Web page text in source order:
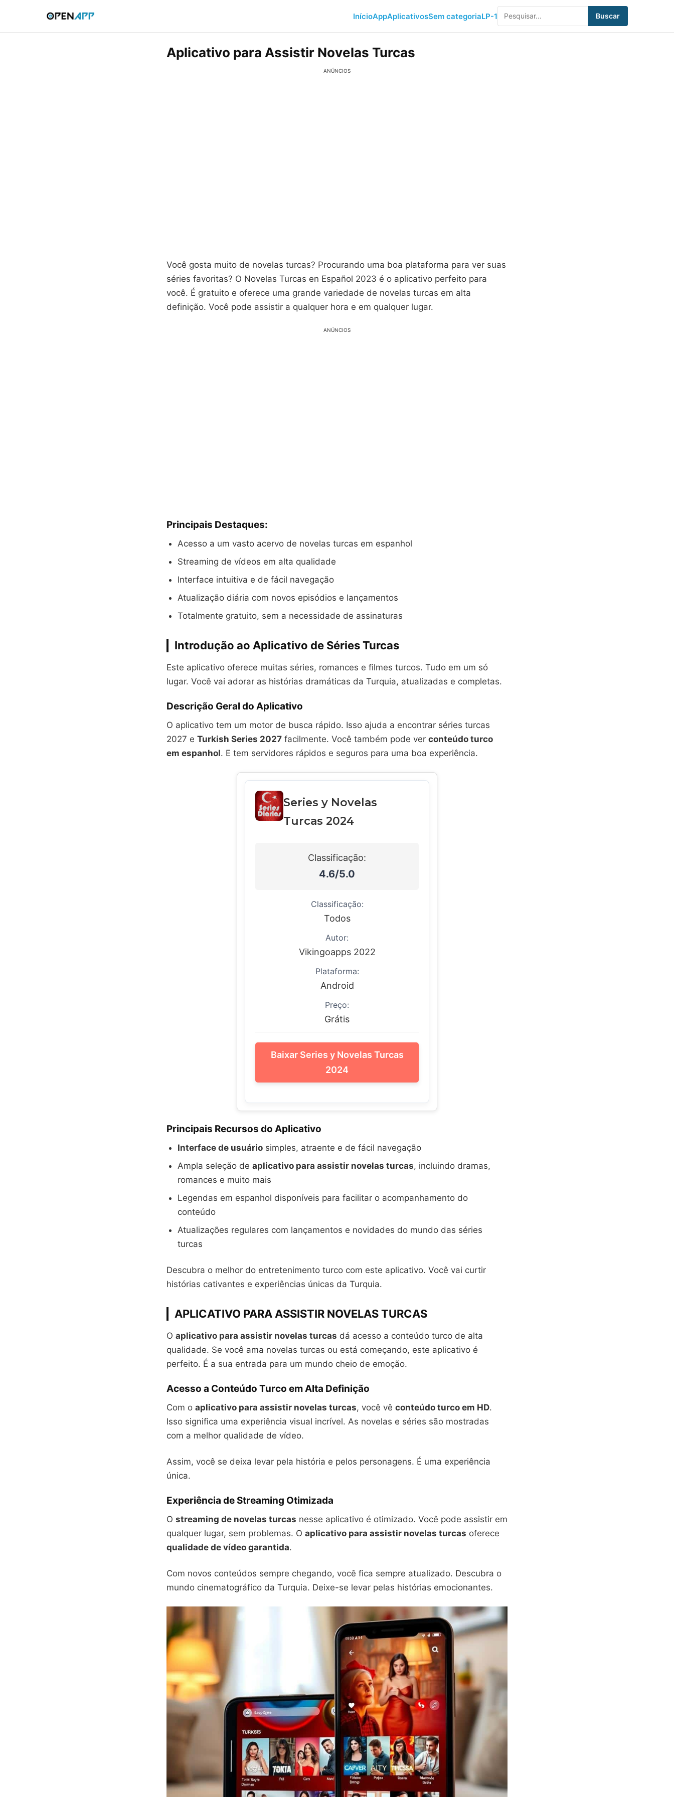
InícioAppAplicativosSem categoriaLP-1 Buscar
Aplicativo para Assistir Novelas Turcas
ANÚNCIOS
Você gosta muito de novelas turcas? Procurando uma boa plataforma para ver suas
séries favoritas? O Novelas Turcas en Español 2023 é o aplicativo perfeito para
você. É gratuito e oferece uma grande variedade de novelas turcas em alta
definição. Você pode assistir a qualquer hora e em qualquer lugar.
ANÚNCIOS
Principais Destaques:
Acesso a um vasto acervo de novelas turcas em espanhol
Streaming de vídeos em alta qualidade
Interface intuitiva e de fácil navegação
Atualização diária com novos episódios e lançamentos
Totalmente gratuito, sem a necessidade de assinaturas
Introdução ao Aplicativo de Séries Turcas
Este aplicativo oferece muitas séries, romances e filmes turcos. Tudo em um só
lugar. Você vai adorar as histórias dramáticas da Turquia, atualizadas e completas.
Descrição Geral do Aplicativo
O aplicativo tem um motor de busca rápido. Isso ajuda a encontrar séries turcas
2027 e Turkish Series 2027 facilmente. Você também pode ver conteúdo turco
em espanhol. E tem servidores rápidos e seguros para uma boa experiência.
Series y Novelas
Turcas 2024
Classificação:
4.6/5.0
Classificação:
Todos
Autor:
Vikingoapps 2022
Plataforma:
Android
Preço:
Grátis
Baixar Series y Novelas Turcas
2024
Principais Recursos do Aplicativo
Interface de usuário simples, atraente e de fácil navegação
Ampla seleção de aplicativo para assistir novelas turcas, incluindo dramas,
romances e muito mais
Legendas em espanhol disponíveis para facilitar o acompanhamento do
conteúdo
Atualizações regulares com lançamentos e novidades do mundo das séries
turcas
Descubra o melhor do entretenimento turco com este aplicativo. Você vai curtir
histórias cativantes e experiências únicas da Turquia.
APLICATIVO PARA ASSISTIR NOVELAS TURCAS
O aplicativo para assistir novelas turcas dá acesso a conteúdo turco de alta
qualidade. Se você ama novelas turcas ou está começando, este aplicativo é
perfeito. É a sua entrada para um mundo cheio de emoção.
Acesso a Conteúdo Turco em Alta Definição
Com o aplicativo para assistir novelas turcas, você vê conteúdo turco em HD.
Isso significa uma experiência visual incrível. As novelas e séries são mostradas
com a melhor qualidade de vídeo.
Assim, você se deixa levar pela história e pelos personagens. É uma experiência
única.
Experiência de Streaming Otimizada
O streaming de novelas turcas nesse aplicativo é otimizado. Você pode assistir em
qualquer lugar, sem problemas. O aplicativo para assistir novelas turcas oferece
qualidade de vídeo garantida.
Com novos conteúdos sempre chegando, você fica sempre atualizado. Descubra o
mundo cinematográfico da Turquia. Deixe-se levar pelas histórias emocionantes.